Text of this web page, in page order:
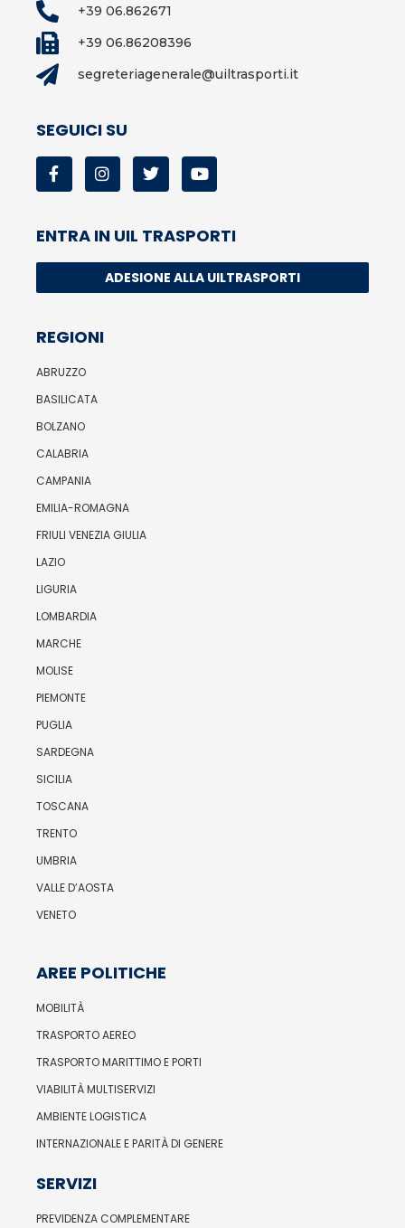
+39 06.862671
+39 06.86208396
segreteriagenerale@uiltrasporti.it
SEGUICI SU
ENTRA IN UIL TRASPORTI
ADESIONE ALLA UILTRASPORTI
REGIONI
ABRUZZO
BASILICATA
BOLZANO
CALABRIA
CAMPANIA
EMILIA-ROMAGNA
FRIULI VENEZIA GIULIA
LAZIO
LIGURIA
LOMBARDIA
MARCHE
MOLISE
PIEMONTE
PUGLIA
SARDEGNA
SICILIA
TOSCANA
TRENTO
UMBRIA
VALLE D’AOSTA
VENETO
AREE POLITICHE
MOBILITÀ
TRASPORTO AEREO
TRASPORTO MARITTIMO E PORTI
VIABILITÀ MULTISERVIZI
AMBIENTE LOGISTICA
INTERNAZIONALE E PARITÀ DI GENERE
SERVIZI
PREVIDENZA COMPLEMENTARE